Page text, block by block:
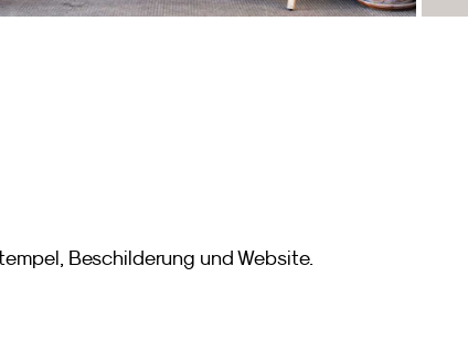
Beschilderung und Website.